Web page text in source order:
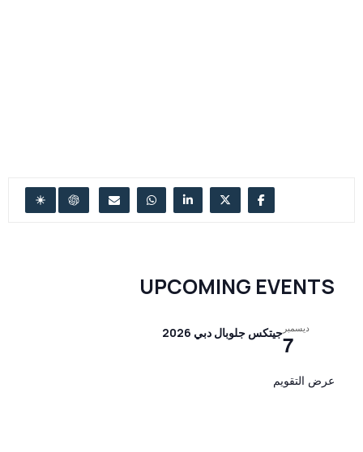
UPCOMING EVENTS
ديسمبر
7جيتكس جلوبال دبي 2026
عرض التقويم